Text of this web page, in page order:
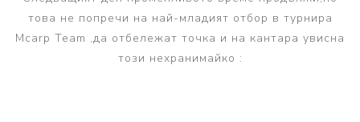
това не попречи на най-младият отбор в турнира
Mcarp Team ,да отбележат точка и на кантара увисна
този нехранимайко :